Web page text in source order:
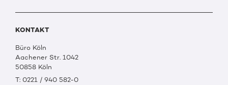
KONTAKT
Büro Köln
Aachener Str. 1042
50858 Köln
T: 0221 / 940 582-0